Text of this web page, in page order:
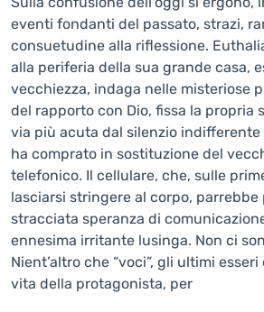
eventi fondanti del passato, strazi,
consuetudine alla riflessione.
alla periferia della sua grande casa,
vecchiezza, indaga nelle misteriose
del rapporto con Dio, fissa la propria
via più acuta dal silenzio
ha comprato in sostituzione del
telefonico. Il cellulare, che, sulle
lasciarsi stringere al corpo, parrebbe
stracciata speranza di
ennesima irritante lusinga. Non ci
Nient’altro che “voci”, gli ultimi
vita della protagonista, per